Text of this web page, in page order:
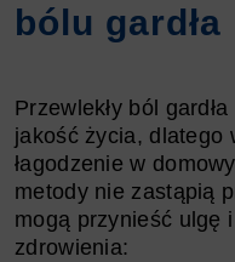
bólu gardła
Przewlekły ból
jakość życia, dlatego
łagodzenie w
metody nie zastąpią
mogą przynieść ulgę
zdrowienia: